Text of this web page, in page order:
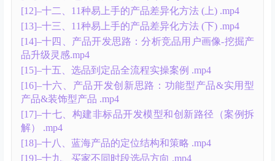
2026年3月16日更新
├00、2026系列课程【3月12日更新】
[1]–一、课程前言：卖家类型决定选品方向和店铺规划
（上）【2026.3.8】 .mp4
[2]–二、课程前言：卖家类型决定选品方向和店铺规划
（下）【2026.3.9】 .mp4
[3]–三、选品九大维度解析（上）【2026.3.10】 .mp4
毕方2026系列课程【3月23日更新】
├[4]–四、选品九大维度解析（下）【2026.3.22】 .mp4
2026年4月25日更新